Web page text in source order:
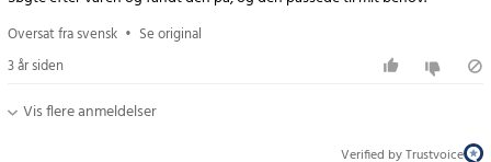
Oversat fra svensk • Se original
3 år siden
Vis flere anmeldelser
Verified by Trustvoice